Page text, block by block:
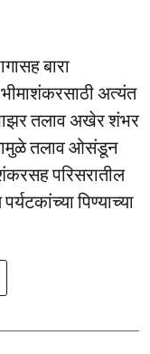
बारा
भीमाशंकरसाठी अत्यंत
पाझर तलाव अखेर शंभर
तलाव ओसंडून
परिसरातील
पिण्याच्या